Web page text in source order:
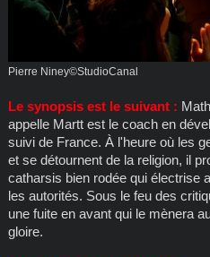
Pierre Niney©StudioCanal
Le synopsis est le suivant :
appelle Martt est le coach en
suivi de France. À l'heure où les
et se détournent de la religion, il
catharsis bien rodée qui électrise
les autorités. Sous le feu des
une fuite en avant qui le mènera
gloire.